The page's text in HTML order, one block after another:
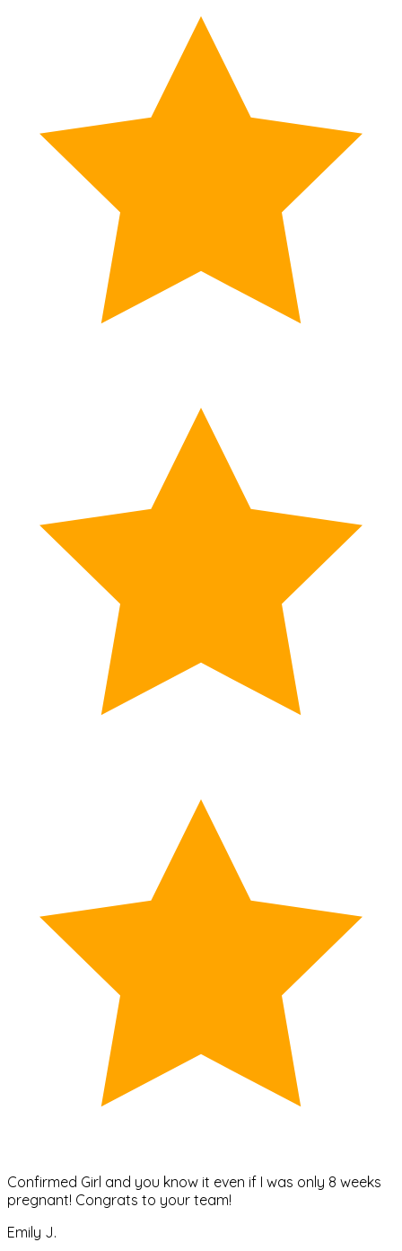
Confirmed Girl and you know it even if I was only 8 weeks
pregnant! Congrats to your team!
Emily J.